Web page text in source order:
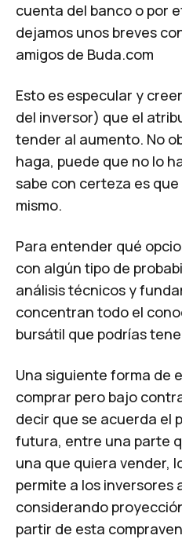
cuenta del banco o por
dejamos unos breves
amigos de Buda.com
Esto es especular y
del inversor) que el
tender al aumento. No
haga, puede que no lo
sabe con certeza es
mismo.
Para entender qué
con algún tipo de
análisis técnicos y
concentran todo el
bursátil que podrías
Una siguiente forma de
comprar pero bajo
decir que se acuerda el
futura, entre una parte
una que quiera vender,
permite a los inversores
considerando
partir de esta